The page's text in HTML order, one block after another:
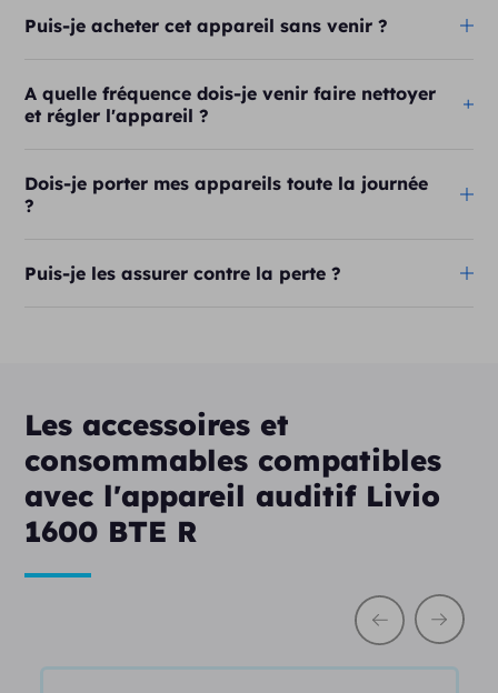
Puis-je acheter cet appareil sans venir ?
A quelle fréquence dois-je venir faire nettoyer
et régler l'appareil ?
Dois-je porter mes appareils toute la journée
?
Puis-je les assurer contre la perte ?
Les accessoires et
consommables compatibles
avec l'appareil auditif Livio
1600 BTE R